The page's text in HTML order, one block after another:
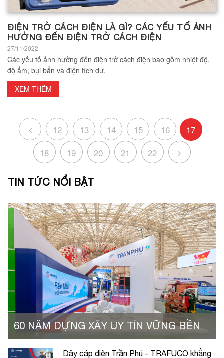
ĐIỆN TRỞ CÁCH ĐIỆN LÀ GÌ? CÁC YẾU TỐ ẢNH
HƯỞNG ĐẾN ĐIỆN TRỞ CÁCH ĐIỆN
27/11/2022
Các yếu tố ảnh hưởng đến điện trở cách điện bao gồm nhiệt độ,
độ ẩm, bụi bẩn và điện tích dư.
XEM THÊM
12 13 14 15 16
17
18
19 20 21 22
TIN TỨC NỔI BẬT
60 NĂM DỰNG XÂY UY TÍN VỮNG BỀN
Dây cáp điện Trần Phú - TRAFUCO khẳng